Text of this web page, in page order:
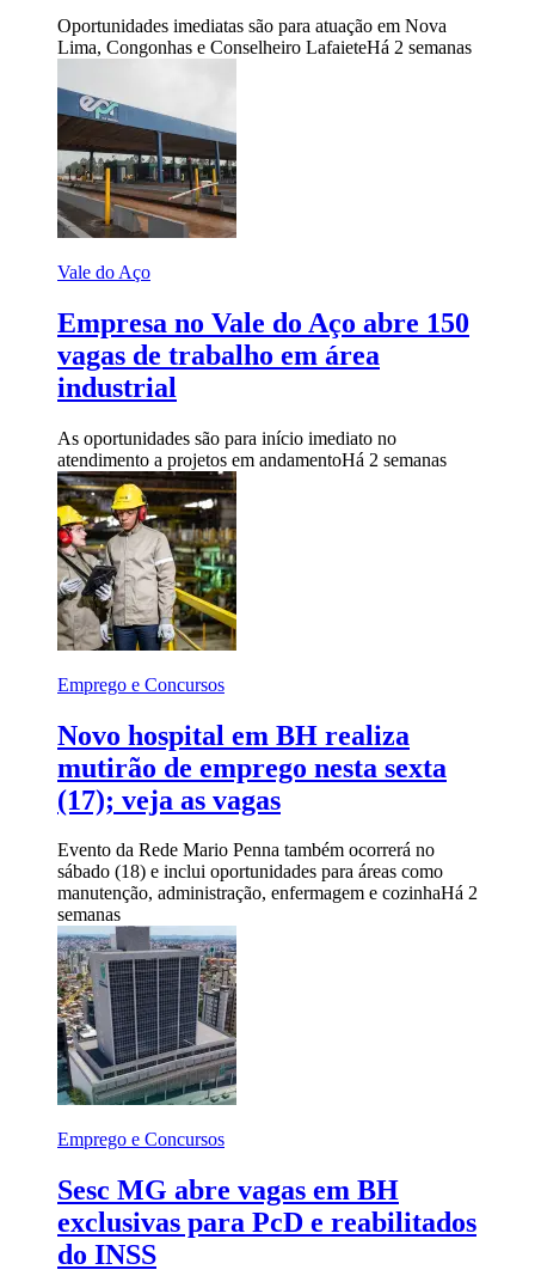
Oportunidades imediatas são para atuação em Nova
Lima, Congonhas e Conselheiro LafaieteHá 2 semanas
Vale do Aço
Empresa no Vale do Aço abre 150
vagas de trabalho em área
industrial
As oportunidades são para início imediato no
atendimento a projetos em andamentoHá 2 semanas
Emprego e Concursos
Novo hospital em BH realiza
mutirão de emprego nesta sexta
(17); veja as vagas
Evento da Rede Mario Penna também ocorrerá no
sábado (18) e inclui oportunidades para áreas como
manutenção, administração, enfermagem e cozinhaHá 2
semanas
Emprego e Concursos
Sesc MG abre vagas em BH
exclusivas para PcD e reabilitados
do INSS